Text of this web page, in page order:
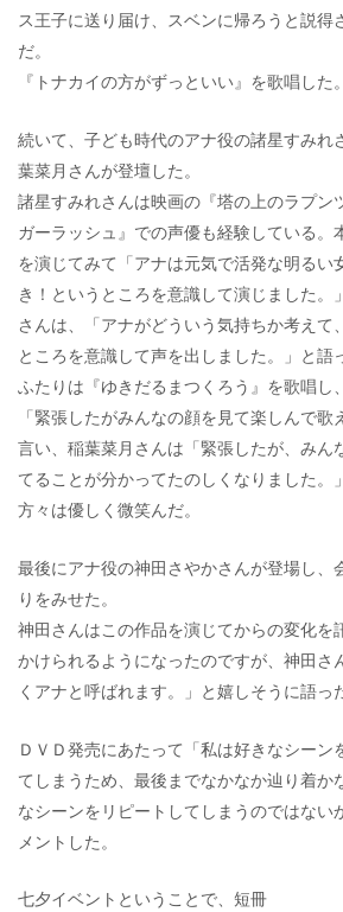
ス王子に送り届け、スベンに帰ろうと説得
だ。
『トナカイの方がずっといい』を歌唱した。
続いて、子ども時代のアナ役の諸星すみれ
葉菜月さんが登壇した。
諸星すみれさんは映画の『塔の上のラプン
ガーラッシュ』での声優も経験している。
を演じてみて「アナは元気で活発な明るい
き！というところを意識して演じました。
さんは、「アナがどういう気持ちか考えて
ところを意識して声を出しました。」と語
ふたりは『ゆきだるまつくろう』を歌唱し
「緊張したがみんなの顔を見て楽しんで
言い、稲葉菜月さんは「緊張したが、みん
てることが分かってたのしくなりました。
方々は優しく微笑んだ。
最後にアナ役の神田さやかさんが登場し、
りをみせた。
神田さんはこの作品を演じてからの変化を
かけられるようになったのですが、神田さ
くアナと呼ばれます。」と嬉しそうに語っ
ＤＶＤ発売にあたって「私は好きなシーン
てしまうため、最後までなかなか辿り着か
なシーンをリピートしてしまうのではない
メントした。
七夕イベントということで、短冊